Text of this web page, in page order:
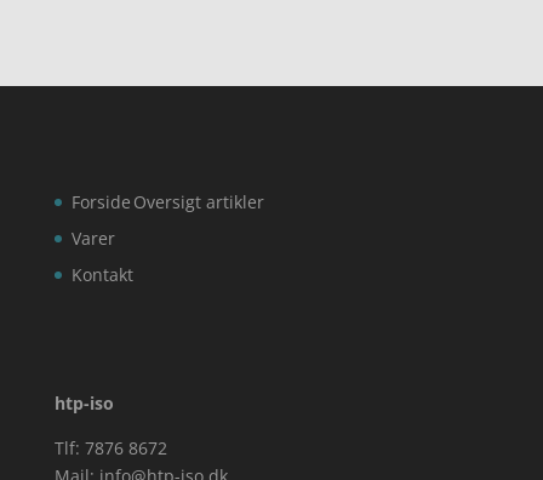
Forside
Varer
Kontakt
Oversigt artikler
htp-iso
Tlf: 7876 8672
Mail: info@htp-iso.dk